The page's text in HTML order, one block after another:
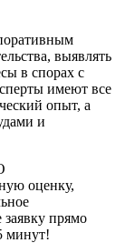
выявлять
в спорах с
имеют все
опыт, а
и
оценку,
прямо
минут!